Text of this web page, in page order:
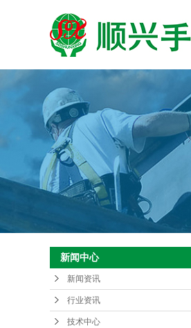
新闻中心
新闻资讯
行业资讯
技术中心